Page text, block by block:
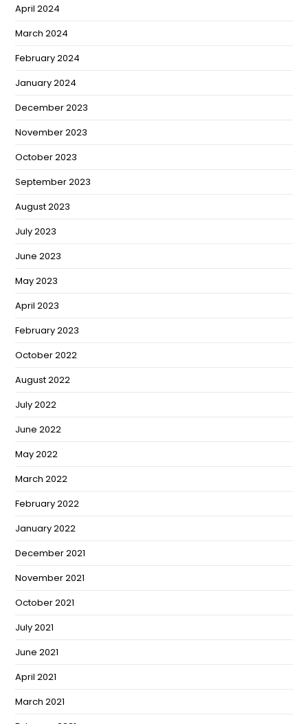
April 2024
March 2024
February 2024
January 2024
December 2023
November 2023
October 2023
September 2023
August 2023
July 2023
June 2023
May 2023
April 2023
February 2023
October 2022
August 2022
July 2022
June 2022
May 2022
March 2022
February 2022
January 2022
December 2021
November 2021
October 2021
July 2021
June 2021
April 2021
March 2021